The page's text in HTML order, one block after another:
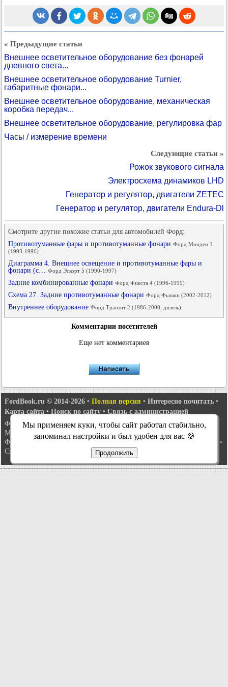
« Предыдущие статьи
Внешнее осветительное оборудование без фонарей
дневного света...
Внешнее осветительное оборудование Turnier,
габаритные фонари...
Внешнее осветительное оборудование, механическая
коробка передач...
Внешнее осветительное оборудование, регулировка фар
Часы / измерение времени
Следующие статьи »
Рожок звукового сигнала
Электросхема динамиков LHD
Генератор и регулятор, двигатели ZETEC
Генератор и регулятор, двигатели Endura-Dl
Смотрите другие похожие статьи для автомобилей Форд:
Противотуманные фары и противотуманные фонари Форд Мондео 1
(1993-1996)
Диаграмма 4. Внешнее освещение и противотуманные фары и
фонари (с…
Форд Эскорт 5 (1990-1997)
Задние комбинированные фонари Форд Фиеста 4 (1996-1999)
Схема 27. Задние противотуманные фонари Форд Фьюжн (2002-2012)
Внутреннее оборудование Форд Транзит 2 (1986-2000, дизель)
Комментарии посетителей
Еще нет комментариев
FordBook.ru © 2014-2026 • Полная версия • Интересно почитать •
Карта сайта • Поиск по сайту • Связь с администрацией
Фокус 1• Фокус Турнир 1•Фокус 2•Мондео 1•Мондео 1 и 2•
Мондео 2
Мондео 4 Эскорт 3 Эскорт 4 Эскорт 5
Фиеста 2
Таурус 1 и 2 Фьюжн • Скорпио 1
•
Сиерра
Мы применяем куки, чтобы сайт работал стабильно,
запоминал настройки и был удобен для вас 🍪
Продолжить